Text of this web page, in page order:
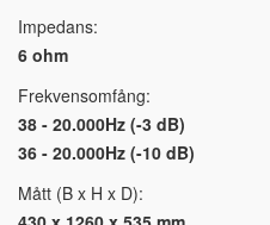
Impedans:
6 ohm
Frekvensomfång:
38 - 20.000Hz (-3 dB)
36 - 20.000Hz (-10 dB)
Mått (B x H x D):